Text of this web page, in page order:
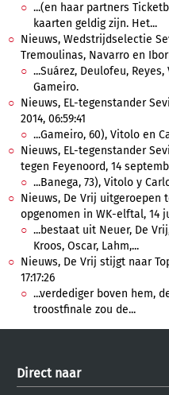
...(en haar partners
kaarten geldig zijn. Het...
Nieuws, Wedstrijdselectie
Tremoulinas, Navarro en
...Suárez, Deulofeu, Reyes,
Gameiro.
Nieuws, EL-tegenstander
2014, 06:59:41
...Gameiro, 60), Vitolo en
Nieuws, EL-tegenstander
tegen Feyenoord, 14
...Banega, 73), Vitolo y
Nieuws, De Vrij uitgeroepen
opgenomen in WK-elftal, 14
...bestaat uit Neuer, De
Kroos, Oscar, Lahm,...
Nieuws, De Vrij stijgt naar
17:17:26
...verdediger boven hem,
troostfinale zou de...
Direct naar